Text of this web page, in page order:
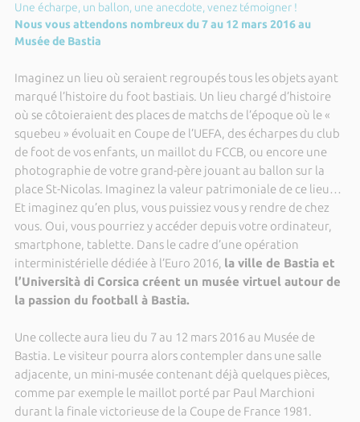
Une écharpe, un ballon, une anecdote, venez témoigner !
Nous vous attendons nombreux du 7 au 12 mars 2016 au
Musée de Bastia
Imaginez un lieu où seraient regroupés tous les objets ayant
marqué l’histoire du foot bastiais. Un lieu chargé d’histoire
où se côtoieraient des places de matchs de l’époque où le «
squebeu » évoluait en Coupe de l’UEFA, des écharpes du club
de foot de vos enfants, un maillot du FCCB, ou encore une
photographie de votre grand-père jouant au ballon sur la
place St-Nicolas. Imaginez la valeur patrimoniale de ce lieu…
Et imaginez qu’en plus, vous puissiez vous y rendre de chez
vous. Oui, vous pourriez y accéder depuis votre ordinateur,
smartphone, tablette. Dans le cadre d’une opération
interministérielle dédiée à l’Euro 2016, la ville de Bastia et
l’Università di Corsica créent un musée virtuel autour de
la passion du football à Bastia.
Une collecte aura lieu du 7 au 12 mars 2016 au Musée de
Bastia. Le visiteur pourra alors contempler dans une salle
adjacente, un mini-musée contenant déjà quelques pièces,
comme par exemple le maillot porté par Paul Marchioni
durant la finale victorieuse de la Coupe de France 1981.